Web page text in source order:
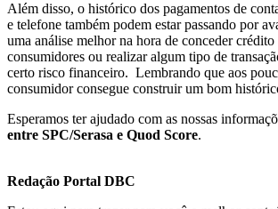
Além disso, o histórico dos pagamentos de
e telefone também podem estar passando por
uma análise melhor na hora de conceder crédito
consumidores ou realizar algum tipo de
certo risco financeiro. Lembrando que aos
consumidor consegue construir um bom
Esperamos ter ajudado com as nossas
entre SPC/Serasa e Quod Score.
Redação Portal DBC